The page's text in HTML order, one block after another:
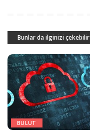
Bunlar da ilginizi çekebilir
BULUT